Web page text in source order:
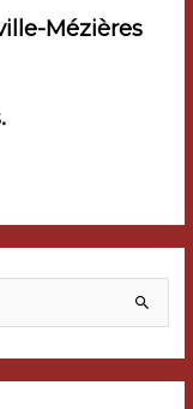
Mézières